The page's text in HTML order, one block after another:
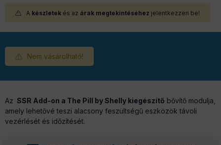
A készletek és az árak megtekintéséhez jelentkezzen be!
Nem vásárolható!
Az SSR Add-on a The Pill by Shelly kiegészítő bővítő modulja,
amely lehetővé teszi alacsony feszültségű eszközök távoli
vezérlését és időzítését.